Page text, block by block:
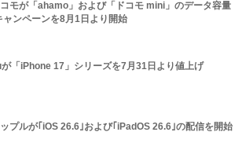
コモが「ahamo」および「ドコモ mini」のデータ容量
ャンペーンを8月1日より開始
が「iPhone 17」シリーズを7月31日より値上げ
ップルが｢iOS 26.6｣および｢iPadOS 26.6｣の配信を開始